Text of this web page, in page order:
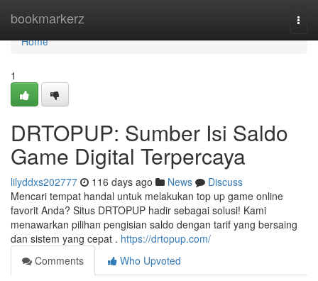
bookmarkerz
Home
Home
1
DRTOPUP: Sumber Isi Saldo
Game Digital Terpercaya
lilyddxs202777 116 days ago News
Discuss
Mencari tempat handal untuk melakukan top up game online
favorit Anda? Situs DRTOPUP hadir sebagai solusi! Kami
menawarkan pilihan pengisian saldo dengan tarif yang bersaing
dan sistem yang cepat . https://drtopup.com/
Comments
Who Upvoted